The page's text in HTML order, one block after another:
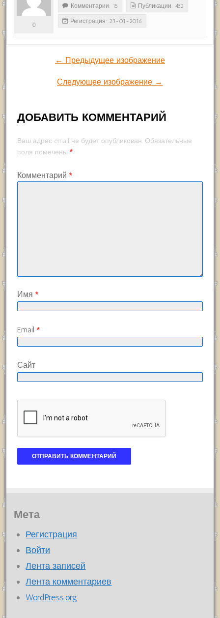
0
Комментарии: 15 Публикации: 432
Регистрация: 23-01-2016
← Предыдущее изображение
Следующее изображение →
ДОБАВИТЬ КОММЕНТАРИЙ
Ваш адрес email не будет опубликован. Обязательные
поля помечены *
Комментарий *
Имя *
Email *
Сайт
Мета
Регистрация
Войти
Лента записей
Лента комментариев
WordPress.org